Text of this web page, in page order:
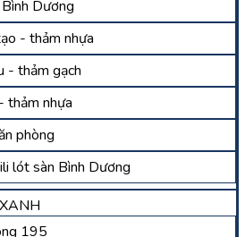
Dương
- thảm nhựa
- thảm gạch
thảm nhựa
phòng
lót sàn Bình Dương
195